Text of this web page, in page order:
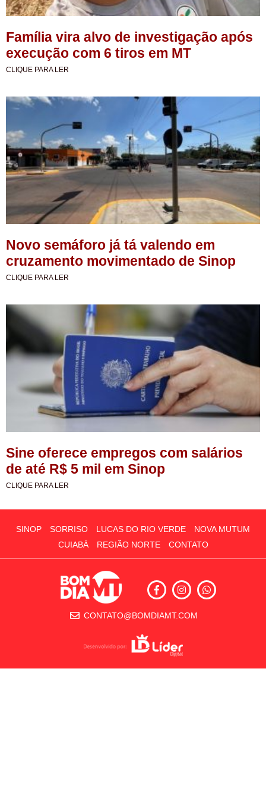
Família vira alvo de investigação após
execução com 6 tiros em MT
CLIQUE PARA LER
Novo semáforo já tá valendo em
cruzamento movimentado de Sinop
CLIQUE PARA LER
Sine oferece empregos com salários
de até R$ 5 mil em Sinop
CLIQUE PARA LER
SINOP SORRISO LUCAS DO RIO VERDE
NOVA MUTUM
CUIABÁ
REGIÃO NORTE CONTATO
CONTATO@BOMDIAMT.COM